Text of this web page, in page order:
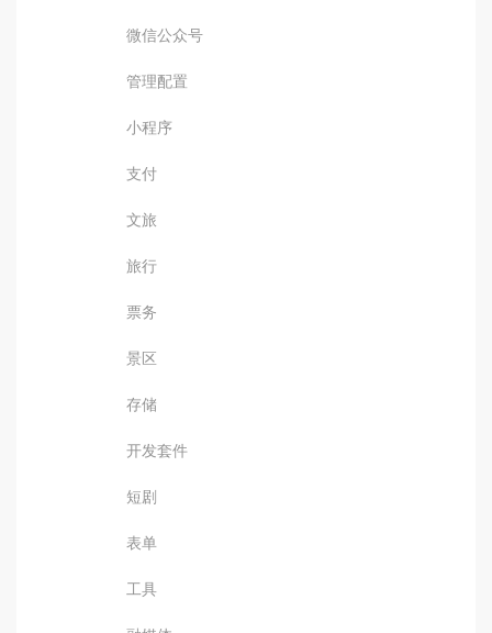
微信公众号
管理配置
小程序
支付
文旅
旅行
票务
景区
存储
开发套件
短剧
表单
工具